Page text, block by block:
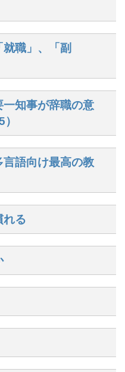
職」、「副
一知事が辞職の意
語向け最高の教
れる